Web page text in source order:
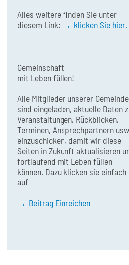
Alles weitere finden Sie unter
diesem Link:
klicken Sie hier.
Gemeinschaft
mit Leben füllen!
Alle Mitglieder unserer
sind eingeladen, aktuelle Daten
Veranstaltungen, Rückblicken,
Terminen, Ansprechpartnern
einzuschicken, damit wir diese
Seiten in Zukunft aktualisieren
fortlaufend mit Leben füllen
können. Dazu klicken sie einfach
auf
Beitrag Einreichen